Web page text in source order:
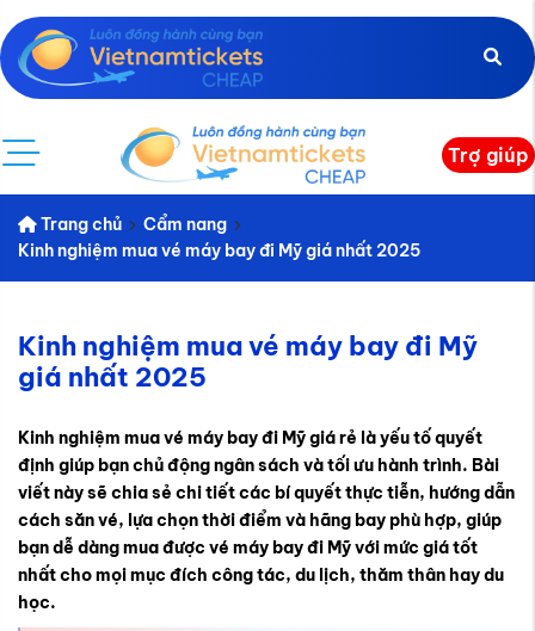
Trợ giúp
Trang chủ
Cẩm nang
Kinh nghiệm mua vé máy bay đi Mỹ giá nhất 2025
Kinh nghiệm mua vé máy bay đi Mỹ
giá nhất 2025
Kinh nghiệm mua vé máy bay đi Mỹ giá rẻ là yếu tố quyết
định giúp bạn chủ động ngân sách và tối ưu hành trình. Bài
viết này sẽ chia sẻ chi tiết các bí quyết thực tiễn, hướng dẫn
cách săn vé, lựa chọn thời điểm và hãng bay phù hợp, giúp
bạn dễ dàng mua được vé máy bay đi Mỹ với mức giá tốt
nhất cho mọi mục đích công tác, du lịch, thăm thân hay du
học.